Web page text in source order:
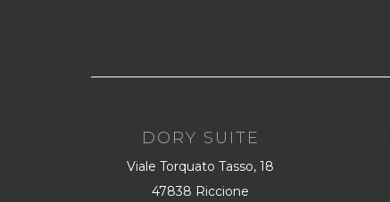
DORY SUITE
Viale Torquato Tasso, 18
47838 Riccione